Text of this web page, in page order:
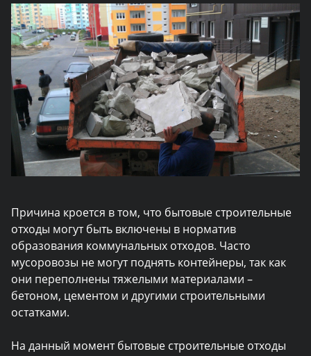
Причина кроется в том, что бытовые строительные
отходы могут быть включены в норматив
образования коммунальных отходов. Часто
мусоровозы не могут поднять контейнеры, так как
они переполнены тяжелыми материалами –
бетоном, цементом и другими строительными
остатками.
На данный момент бытовые строительные отходы